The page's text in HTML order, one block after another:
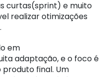
curtas(sprint) e muito
realizar otimizações
em
adaptação, e o foco é
final. Um